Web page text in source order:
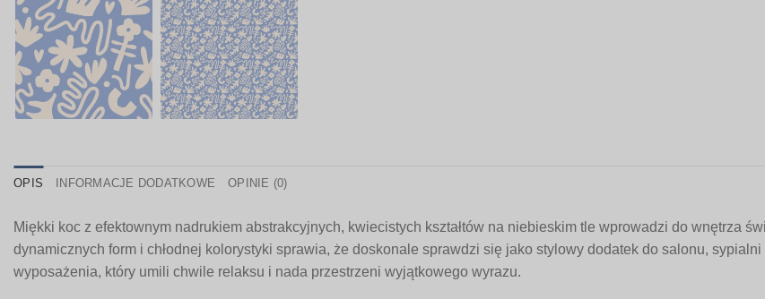
OPIS INFORMACJE DODATKOWE OPINIE (0)
Miękki koc z efektownym nadrukiem abstrakcyjnych, kwiecistych kształtów na niebieskim tle wprowadzi do wnętrza
dynamicznych form i chłodnej kolorystyki sprawia, że doskonale sprawdzi się jako stylowy dodatek do salonu,
wyposażenia, który umili chwile relaksu i nada przestrzeni wyjątkowego wyrazu.